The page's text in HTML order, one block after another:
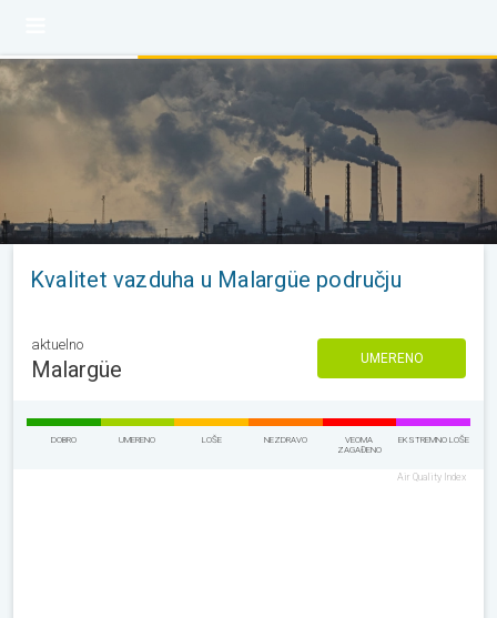
Kvalitet vazduha u Malargüe području
aktuelno
Malargüe UMERENO
DOBRO UMERENO LOŠE NEZDRAVO
VEOMA
ZAGAĐENO
EKSTREMNO LOŠE
Air Quality Index